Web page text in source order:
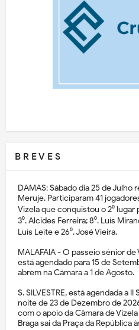
B R E V E S
DAMAS: Sábado dia 25 de
Meruje. Participaram 41
Vizela que conquistou o 2⁰ lugar
3⁰. Alcides Ferreira; 8⁰. Luís
Luís Leite e 26⁰. José Vieira.
MALAFAIA - O passeio sénior
está agendado para 15 de
abrem na Câmara a 1 de Agosto.
S. SILVESTRE, está agendada a
noite de 23 de Dezembro de
com o apoio da Câmara de
Braga sai da Praça da República